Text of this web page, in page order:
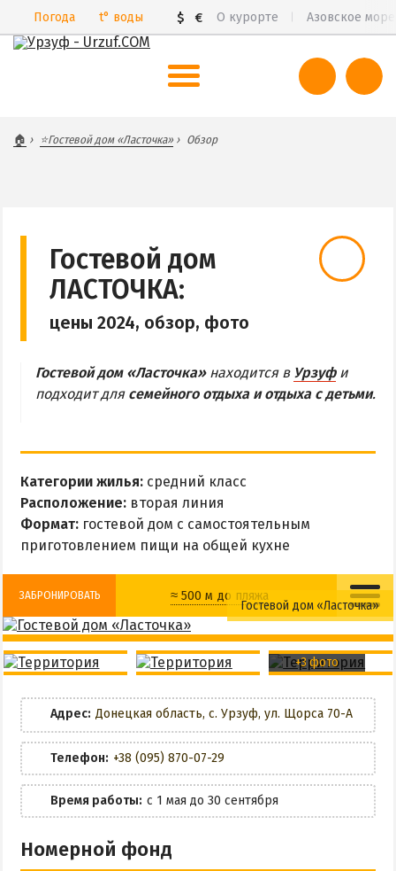
Погода t° воды $ € О курорте Азовское море
Все веб-камеры
Карта
САМ УРЗУФ
БЕЛОСАРАЙСКАЯ КОСА
ЧАСТНЫЙ СЕКТОР
ПИТАНИЕ
РАЗВЛЕЧЕНИЯ
Рыбалка
ДОСТОПРИМЕЧАТЕЛЬНОСТИ
Белосарайский залив
Природный парк Меотида
ПРОЕЗД
Маршрутки
РЕКОМЕНДАЦИИ ПО ВЫБОРУ ЖИЛЬЯ
🏠 ⭐Гостевой дом «Ласточка» Обзор
Гостевой дом
ЛАСТОЧКА:
цены 2024, обзор, фото
Гостевой дом «Ласточка»находится в Урзуфи
подходит для семейного отдыха и отдыха с детьми.
Категории жилья: средний класс
Расположение: вторая линия
Формат: гостевой дом с самостоятельным
приготовлением пищи на общей кухне
ЗАБРОНИРОВАТЬ ≈ 500 м до пляжа
Детская площадка
Общая кухня
Разрешено с животными
Wi-Fi
Мангальная зона
Настольный теннис
Платная парковка
Стирка белья
Гостевой дом «Ласточка»
+3 фото
Адрес: Донецкая область, с. Урзуф, ул. Щорса 70-А
Телефон: +38 (095) 870-07-29
Время работы: с 1 мая до 30 сентября
Номерной фонд